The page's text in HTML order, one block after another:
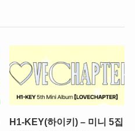
H1-KEY(하이키) – 미니 5집